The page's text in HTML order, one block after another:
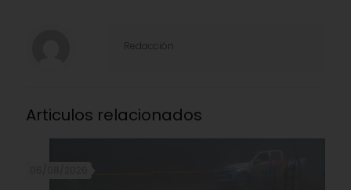
Redacción
Articulos relacionados